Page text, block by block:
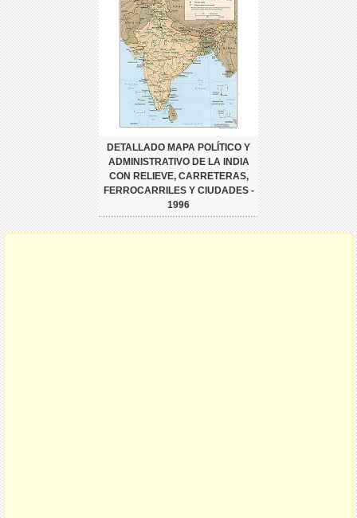
DETALLADO MAPA POLÍTICO Y
ADMINISTRATIVO DE LA INDIA
CON RELIEVE, CARRETERAS,
FERROCARRILES Y CIUDADES -
1996